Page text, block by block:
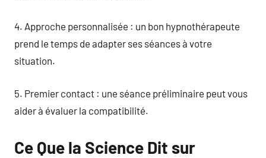
4. Approche personnalisée : un bon hypnothérapeute
prend le temps de adapter ses séances à votre
situation.
5. Premier contact : une séance préliminaire peut vous
aider à évaluer la compatibilité.
Ce Que la Science Dit sur